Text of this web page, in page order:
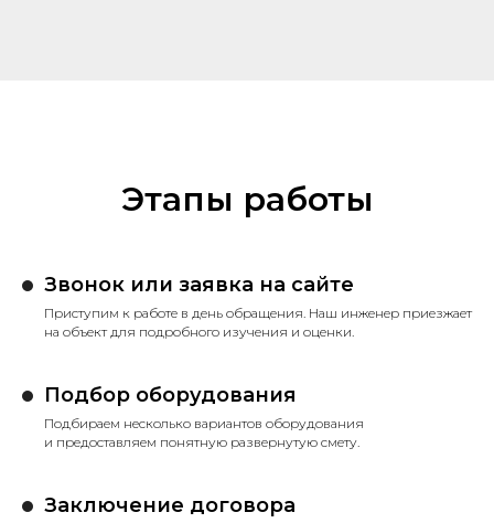
Этапы работы
Звонок или заявка на сайте
Приступим к работе в день обращения. Наш инженер приезжает
на объект для подробного изучения и оценки.
Подбор оборудования
Подбираем несколько вариантов оборудования
и предоставляем понятную развернутую смету.
Заключение договора